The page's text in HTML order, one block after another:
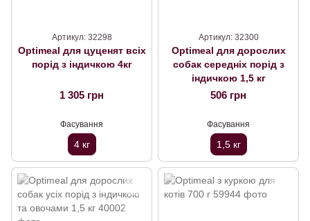
Артикул: 32298
Optimeal для цуценят всіх
порід з індичкою 4кг
1 305 грн
Фасування
4 кг
Артикул: 32300
Optimeal для дорослих
собак середніх порід з
індичкою 1,5 кг
506 грн
Фасування
1,5 кг